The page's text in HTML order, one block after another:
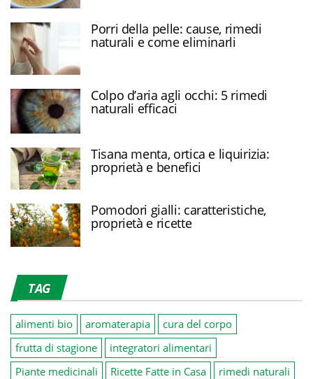
Porri della pelle: cause, rimedi
naturali e come eliminarli
Colpo d’aria agli occhi: 5 rimedi
naturali efficaci
Tisana menta, ortica e liquirizia:
proprietà e benefici
Pomodori gialli: caratteristiche,
proprietà e ricette
TAG
alimenti bio aromaterapia
cura del corpo
frutta di stagione
integratori alimentari
Piante medicinali
Ricette Fatte in Casa
rimedi naturali